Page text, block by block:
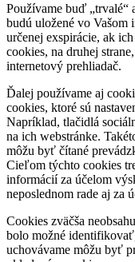
Používame buď „trvalé“
budú uložené vo Vašom
určenej exspirácie, ak
cookies, na druhej
internetový prehliadač.
Ďalej používame aj
cookies, ktoré sú
Napríklad, tlačidlá
na ich webstránke.
môžu byť čítané
Cieľom týchto cookies
informácií za účelom
neposlednom rade aj za
Cookies zväčša
bolo možné
uchovávame môžu byť